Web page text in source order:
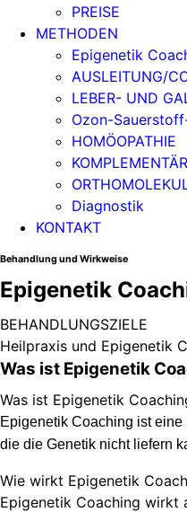
PREISE
METHODEN
Epigenetik
AUSLEITUNG/
LEBER- UND
Ozon-
HOMÖOPATHIE
Diagnostik
KONTAKT
Behandlung und Wirkweise
Epigenetik
BEHANDLUNGSZIELE
Heilpraxis und Epigenetik
Was ist Epigenetik
Was ist Epigenetik
Epigenetik Coaching ist eine
die die Genetik nicht liefern
Wie wirkt Epigenetik
Epigenetik Coaching wirkt